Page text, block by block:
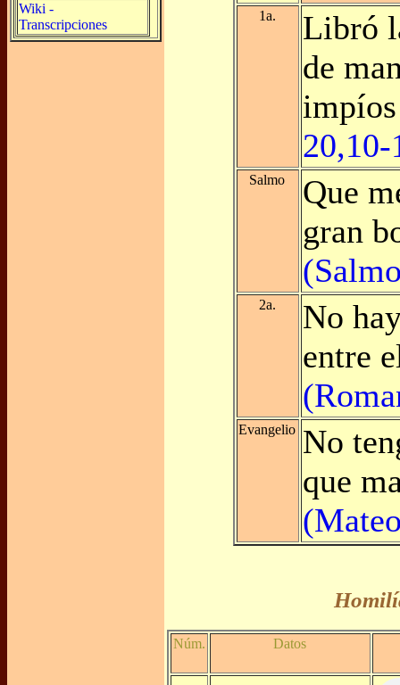
Wiki -
Transcripciones
1a.
Libró
de
20,10-
Salmo
Que
gran
2a.
No
entre
Evangelio No
que
Núm. Datos